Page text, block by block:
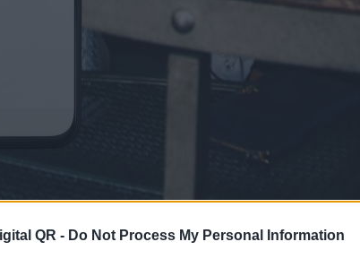
QR - Do Not Process My Personal Information